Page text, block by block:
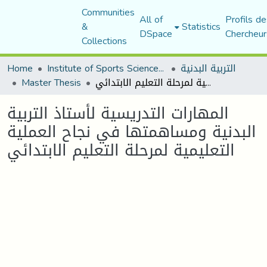
Communities
&
Collections
All of
DSpace Statistics Profils
Home
Institute of Sports Sciences and Techniques التربية البدنية
Master Thesis المهارات التدريسية لأستاذ التربية البدنية ومساهمتها في نجاح العملية التعليمية لمرحلة التعليم الابتدائي
المهارات التدريسية لأستاذ التربية
البدنية ومساهمتها في نجاح العملية
التعليمية لمرحلة التعليم الابتدائي